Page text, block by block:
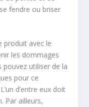
fendre ou briser
produit avec le
les dommages
pouvez utiliser de la
pour ce
d’entre eux doit
Par ailleurs,